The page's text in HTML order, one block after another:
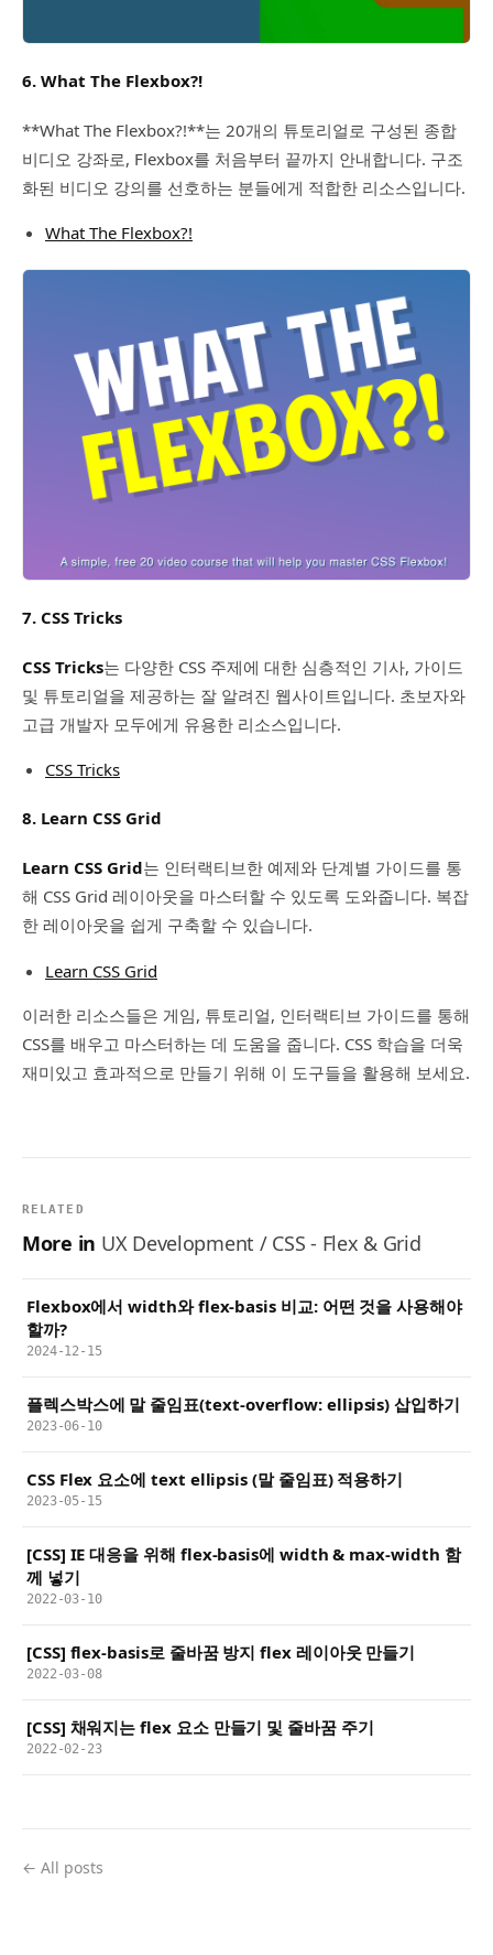
6. What The Flexbox?!
**What The Flexbox?!**는 20개의 튜토리얼로 구성된 종합
비디오 강좌로, Flexbox를 처음부터 끝까지 안내합니다. 구조
화된 비디오 강의를 선호하는 분들에게 적합한 리소스입니다.
What The Flexbox?!
7. CSS Tricks
CSS Tricks는 다양한 CSS 주제에 대한 심층적인 기사, 가이드
및 튜토리얼을 제공하는 잘 알려진 웹사이트입니다. 초보자와
고급 개발자 모두에게 유용한 리소스입니다.
CSS Tricks
8. Learn CSS Grid
Learn CSS Grid는 인터랙티브한 예제와 단계별 가이드를 통
해 CSS Grid 레이아웃을 마스터할 수 있도록 도와줍니다. 복잡
한 레이아웃을 쉽게 구축할 수 있습니다.
Learn CSS Grid
이러한 리소스들은 게임, 튜토리얼, 인터랙티브 가이드를 통해
CSS를 배우고 마스터하는 데 도움을 줍니다. CSS 학습을 더욱
재미있고 효과적으로 만들기 위해 이 도구들을 활용해 보세요.
RELATED
More in UX Development / CSS - Flex & Grid
Flexbox에서 width와 flex-basis 비교: 어떤 것을 사용해야
할까?
2024-12-15
플렉스박스에 말 줄임표(text-overflow: ellipsis) 삽입하기
2023-06-10
CSS Flex 요소에 text ellipsis (말 줄임표) 적용하기
2023-05-15
[CSS] IE 대응을 위해 flex-basis에 width & max-width 함
께 넣기
2022-03-10
[CSS] flex-basis로 줄바꿈 방지 flex 레이아웃 만들기
2022-03-08
[CSS] 채워지는 flex 요소 만들기 및 줄바꿈 주기
2022-02-23
← All posts